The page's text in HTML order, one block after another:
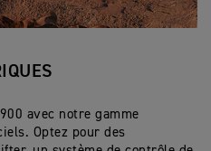
avec notre gamme
Optez pour des